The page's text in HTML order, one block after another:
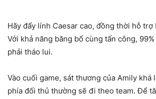
Hãy đẩy lính Caesar cao, đồng thời hỗ trợ
Với khả năng băng bổ cùng tấn công,
phải tháo lui.
Vào cuối game, sát thương của Amily khá
phía đối thủ thường sẽ đi theo team. Để